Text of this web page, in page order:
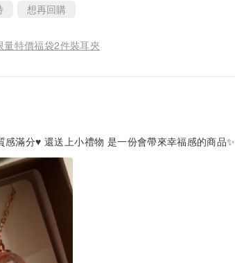
想再回購
特價福袋2件裝耳夾
滿分♥️ 還送上小禮物 是一份會帶來幸福感的商品✨